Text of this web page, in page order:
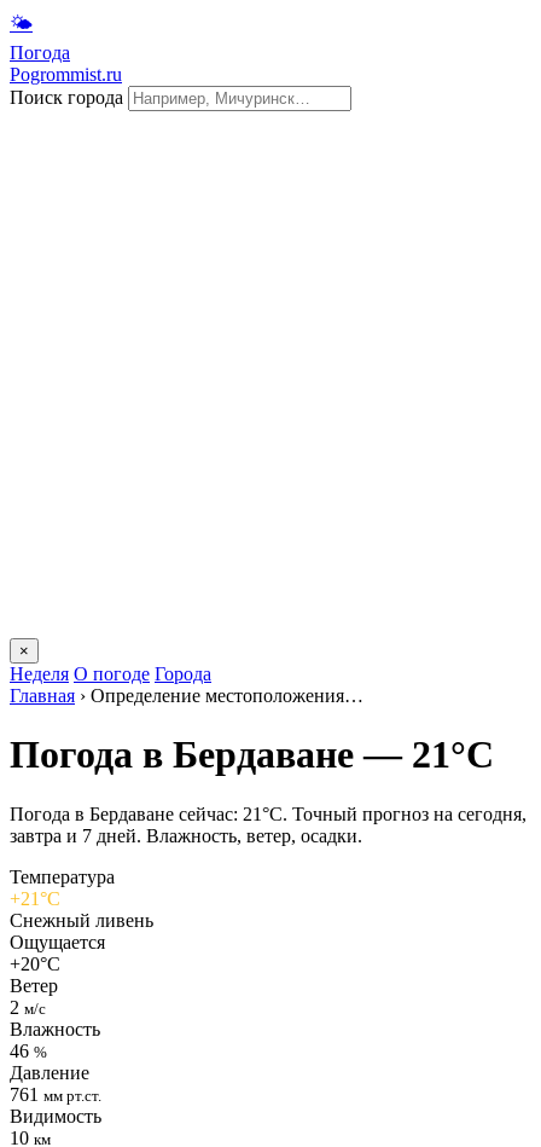
🌤
Погода
Pogrommist.ru
Поиск города
×
Неделя О погоде Города
Главная › Определение местоположения…
Погода в Бердаване — 21°C
Погода в Бердаване сейчас: 21°C. Точный прогноз на сегодня,
завтра и 7 дней. Влажность, ветер, осадки.
Температура
+21°C
Снежный ливень
Ощущается
+20°C
Ветер
2 м/с
Влажность
46 %
Давление
761 мм рт.ст.
Видимость
10 км